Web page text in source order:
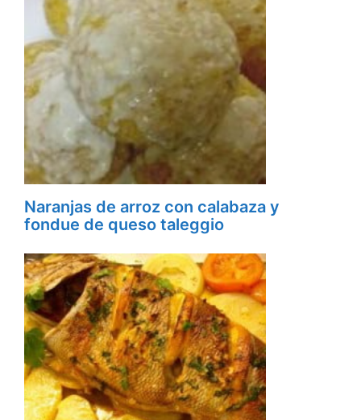
Naranjas de arroz con calabaza y
fondue de queso taleggio